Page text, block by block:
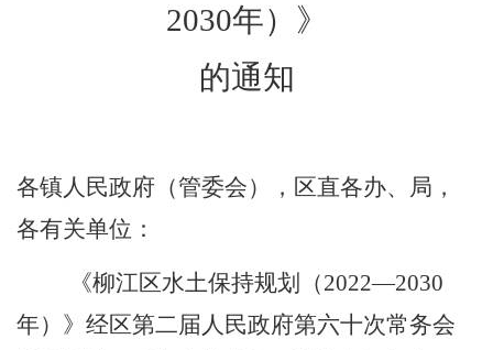
2030年）》
的通知
各镇人民政府（管委会），区直各办、局，
各有关单位：
《柳江区水土保持规划（2022—2030
年）》经区第二届人民政府第六十次常务会